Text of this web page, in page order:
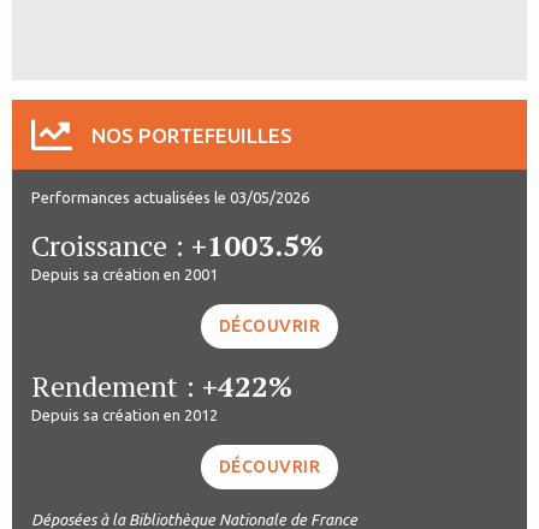
NOS PORTEFEUILLES
Performances actualisées le 03/05/2026
Croissance : +1003.5%
Depuis sa création en 2001
DÉCOUVRIR
Rendement : +422%
Depuis sa création en 2012
DÉCOUVRIR
Déposées à la Bibliothèque Nationale de France